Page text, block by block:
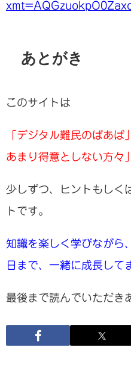
あとがき
このサイトは
「デジタル難民のばあ
あまり得意としない方々
少しずつ、ヒントもしく
トです。
知識を楽しく学びながら
日まで、一緒に成長して
最後まで読んでいただ